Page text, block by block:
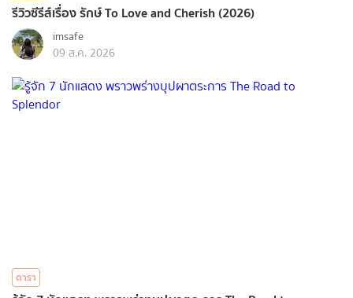
รีวิวซีรีส์เรื่อง รักษ์ To Love and Cherish (2026)
imsafe
09 ส.ค. 2026
ดารา